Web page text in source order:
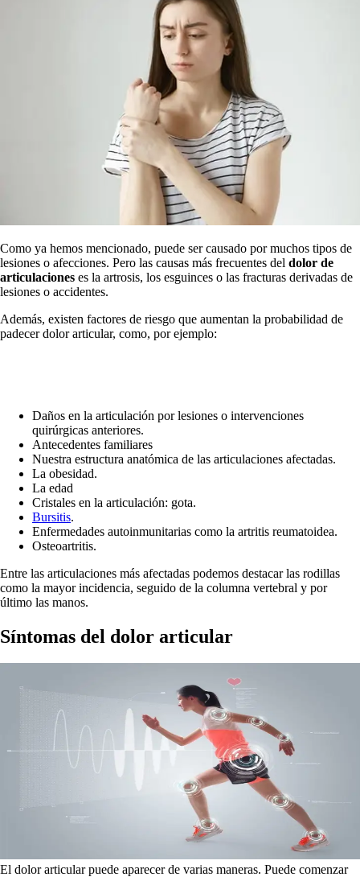
Como ya hemos mencionado, puede ser causado por muchos tipos de
lesiones o afecciones. Pero las causas más frecuentes del dolor de
articulaciones es la artrosis, los esguinces o las fracturas derivadas de
lesiones o accidentes.
Además, existen factores de riesgo que aumentan la probabilidad de
padecer dolor articular, como, por ejemplo:
Daños en la articulación por lesiones o intervenciones
quirúrgicas anteriores.
Antecedentes familiares
Nuestra estructura anatómica de las articulaciones afectadas.
La obesidad.
La edad
Cristales en la articulación: gota.
Bursitis.
Enfermedades autoinmunitarias como la artritis reumatoidea.
Osteoartritis.
Entre las articulaciones más afectadas podemos destacar las rodillas
como la mayor incidencia, seguido de la columna vertebral y por
último las manos.
Síntomas del dolor articular
El dolor articular puede aparecer de varias maneras. Puede comenzar